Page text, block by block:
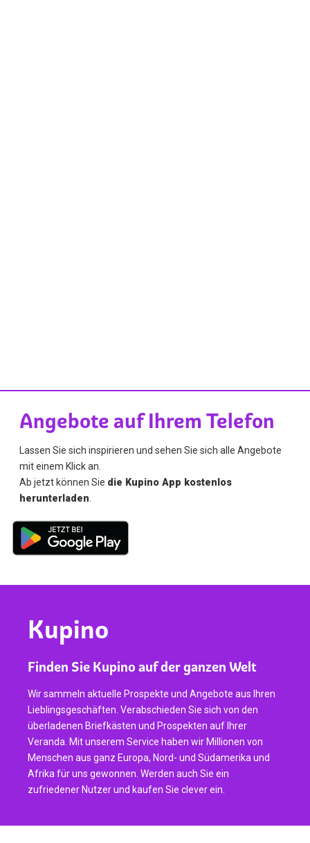
Angebote auf Ihrem Telefon
Lassen Sie sich inspirieren und sehen Sie sich alle Angebote
mit einem Klick an.
Ab jetzt können Sie die Kupino App kostenlos
herunterladen
Kupino
Finden Sie Kupino auf der ganzen Welt
Wir sammeln aktuelle Prospekte und Angebote aus Ihren
Lieblingsgeschäften. Verabschieden Sie sich von den
überladenen Briefkästen und Prospekten auf Ihrer
Veranda. Mit unserem Service haben wir Millionen von
Menschen aus ganz Europa, Nord- und Südamerika und
Afrika für uns gewonnen. Werden auch Sie ein
zufriedener Nutzer und kaufen Sie clever ein.